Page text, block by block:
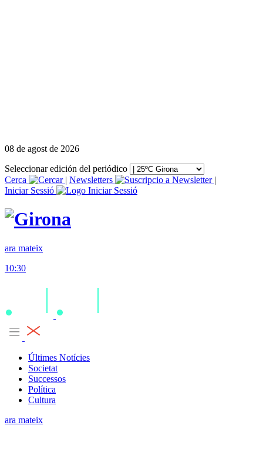
08 de agost de 2026
Seleccionar edición del periódico
Cerca
| Newsletters
|
Iniciar Sessió
ara mateix
10:30
Últimes Notícies
Societat
Successos
Política
Cultura
ara mateix